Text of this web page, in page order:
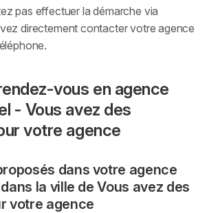
pas effectuer la démarche via
directement contacter votre agence
vous en agence
- Vous avez des
votre agence
dans votre agence
la ville de Vous avez des
votre agence